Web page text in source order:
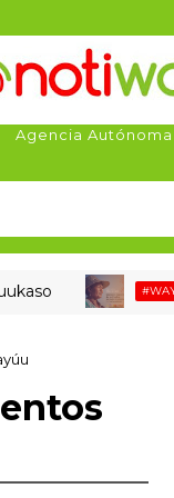
Agencia
#WAYUU